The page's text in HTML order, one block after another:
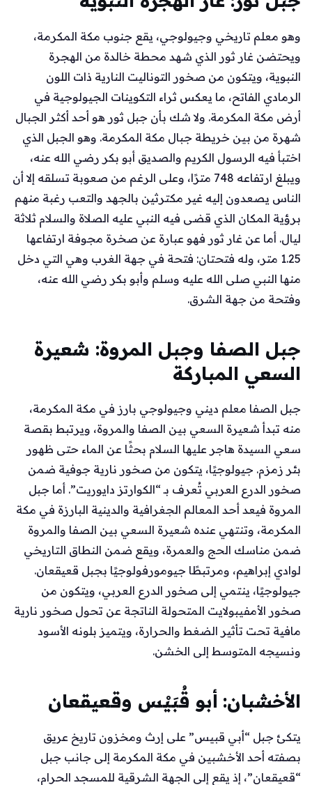
وهو معلم تاريخي وجيولوجي، يقع جنوب مكة المكرمة،
ويحتضن غار ثور الذي شهد محطة خالدة من الهجرة
النبوية، ويتكون من صخور التوناليت النارية ذات اللون
الرمادي الفاتح، ما يعكس ثراء التكوينات الجيولوجية في
أرض مكة المكرمة. ولا شك بأن جبل ثور هو أحد أكثر الجبال
شهرة من بين خريطة جبال مكة المكرمة. وهو الجبل الذي
اختبأ فيه الرسول الكريم والصديق أبو بكر رضي الله عنه،
ويبلغ ارتفاعه 748 مترًا، وعلى الرغم من صعوبة تسلقه إلا أن
الناس يصعدون إليه غير مكترثين بالجهد والتعب رغبة منهم
برؤية المكان الذي قضى فيه النبي عليه الصلاة والسلام ثلاثة
ليال. أما عن غار ثور فهو عبارة عن صخرة مجوفة ارتفاعها
1.25 متر، وله فتحتان: فتحة في جهة الغرب وهي التي دخل
منها النبي صلى الله عليه وسلم وأبو بكر رضي الله عنه،
وفتحة من جهة الشرق.
جبل الصفا وجبل المروة: شعيرة
السعي المباركة
جبل الصفا معلم ديني وجيولوجي بارز في مكة المكرمة،
منه تبدأ شعيرة السعي بين الصفا والمروة، ويرتبط بقصة
سعي السيدة هاجر عليها السلام بحثًا عن الماء حتى ظهور
بئر زمزم. جيولوجيًا، يتكون من صخور نارية جوفية ضمن
صخور الدرع العربي تُعرف بـ “الكوارتز دايوريت”. أما جبل
المروة فيعد أحد المعالم الجغرافية والدينية البارزة في مكة
المكرمة، وتنتهي عنده شعيرة السعي بين الصفا والمروة
ضمن مناسك الحج والعمرة، ويقع ضمن النطاق التاريخي
لوادي إبراهيم، ومرتبطًا جيومورفولوجيًا بجبل قعيقعان.
جيولوجيًا، ينتمي إلى صخور الدرع العربي، ويتكون من
صخور الأمفيبولايت المتحولة الناتجة عن تحول صخور نارية
مافية تحت تأثير الضغط والحرارة، ويتميز بلونه الأسود
ونسيجه المتوسط إلى الخشن.
الأخشبان: أبو قُبَيْس وقعيقعان
يتكئ جبل “أبي قبيس” على إرث ومخزون تاريخ عريق
بصفته أحد الأخشبين في مكة المكرمة إلى جانب جبل
“قعيقعان”، إذ يقع إلى الجهة الشرقية للمسجد الحرام،